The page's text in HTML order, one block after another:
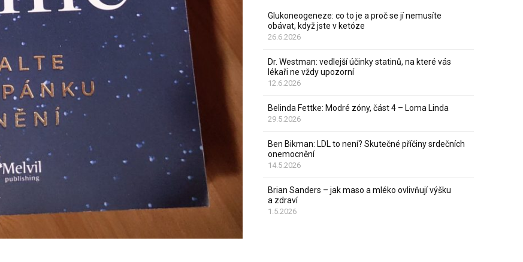
Glukoneogeneze: co to je a proč se jí nemusíte
obávat, když jste v ketóze
26.6.2026
Dr. Westman: vedlejší účinky statinů, na které vás
lékaři ne vždy upozorní
12.6.2026
Belinda Fettke: Modré zóny, část 4 – Loma Linda
29.5.2026
Ben Bikman: LDL to není? Skutečné příčiny srdečních
onemocnění
14.5.2026
Brian Sanders – jak maso a mléko ovlivňují výšku
a zdraví
1.5.2026